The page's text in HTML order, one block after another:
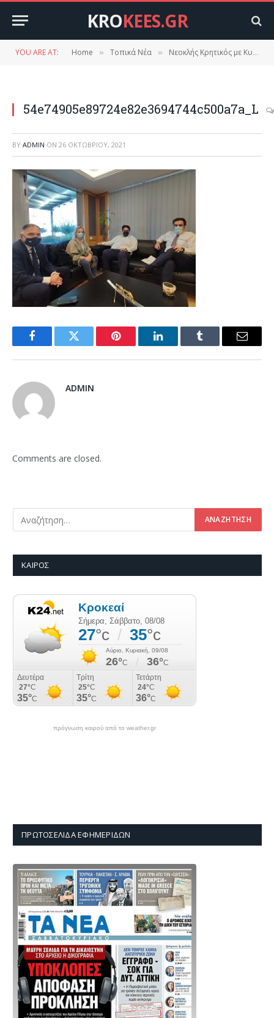
KROKEES.GR
YOU ARE AT: Home » Τοπικά Νέα » Νεοκλής Κρητικός με Κυριάκο Πιερρακάκη και Θοδωρή Λιβάνιο: «Σε πρώτο πλάνο τοπικά θέματα της Λακωνίας»
54e74905e89724e82e3694744c500a7a_L
BY ADMIN ON 26 ΟΚΤΩΒΡΊΟΥ, 2021
FacebookTwitter Pinterest LinkedInTumblr Email
ADMIN
Comments are closed.
ΚΑΙΡΌΣ
πρόγνωση καιρού από το weather.gr
ΠΡΩΤΟΣΈΛΙΔΑ ΕΦΗΜΕΡΊΔΩΝ